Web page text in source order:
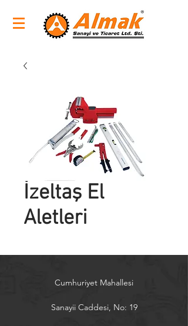
İzeltaş El
Aletleri
Cumhuriyet Mahallesi
Sanayii Caddesi, No: 19